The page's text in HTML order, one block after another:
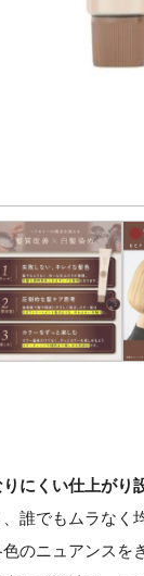
にくい仕上がり
誰でもムラなく
のニュアンスを